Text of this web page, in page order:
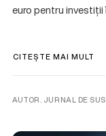
euro pentru
CITEȘTE MAI MULT
AUTOR. JURNAL DE